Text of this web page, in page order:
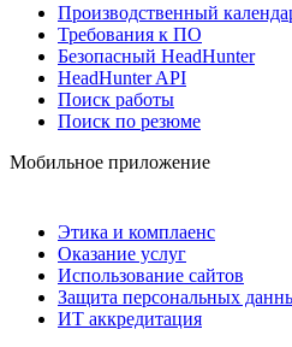
Производственный
Требования к ПО
Безопасный HeadHunter
HeadHunter API
Поиск работы
Поиск по резюме
Мобильное приложение
Этика и комплаенс
Оказание услуг
Использование сайтов
Защита персональных
ИТ аккредитация